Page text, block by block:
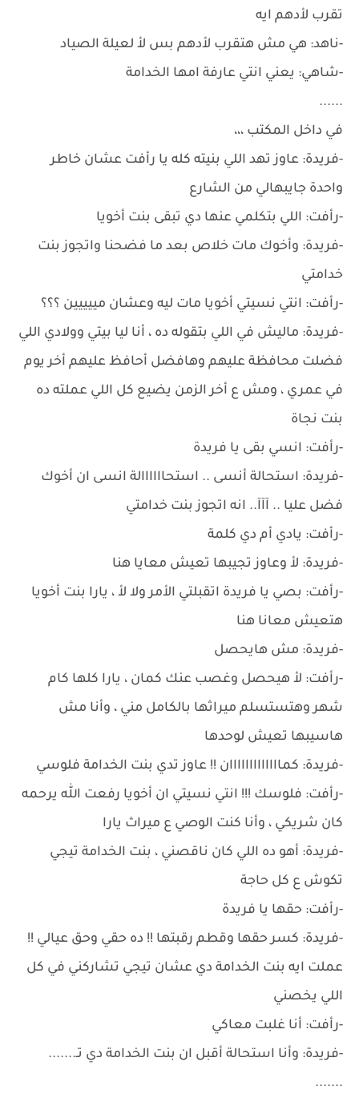
تقرب لأدهم ايه
-ناهد: هي مش هتقرب لأدهم بس لأ لعيلة الصياد
-شاهي: يعني انتي عارفة امها الخدامة
......
في داخل المكتب ،،،
-فريدة: عاوز تهد اللي بنيته كله يا رأفت عشان خاطر
واحدة جايبهالي من الشارع
-رأفت: اللي بتكلمي عنها دي تبقى بنت أخويا
-فريدة: وأخوك مات خلاص بعد ما فضحنا واتجوز بنت
خدامتي
-رأفت: انتي نسيتي أخويا مات ليه وعشان مييييين ؟؟؟
-فريدة: ماليش في اللي بتقوله ده ، أنا ليا بيتي وولادي اللي
فضلت محافظة عليهم وهافضل أحافظ عليهم أخر يوم
في عمري ، ومش ع أخر الزمن يضيع كل اللي عملته ده
بنت نجاة
-رأفت: انسي بقى يا فريدة
-فريدة: استحالة أنسى .. استحاااااالة انسى ان أخوك
فضل عليا .. آآآ.. انه اتجوز بنت خدامتي
-رأفت: يادي أم دي كلمة
-فريدة: لأ وعاوز تجيبها تعيش معايا هنا
-رأفت: بصي يا فريدة اتقبلتي الأمر ولا لأ ، يارا بنت أخويا
هتعيش معانا هنا
-فريدة: مش هايحصل
-رأفت: لأ هيحصل وغصب عنك كمان ، يارا كلها كام
شهر وهتستسلم ميراثها بالكامل مني ، وأنا مش
هاسيبها تعيش لوحدها
-فريدة: كمااااااااااااان !! عاوز تدي بنت الخدامة فلوسي
-رأفت: فلوسك !!! انتي نسيتي ان أخويا رفعت الله يرحمه
كان شريكي ، وأنا كنت الوصي ع ميراث يارا
-فريدة: أهو ده اللي كان ناقصني ، بنت الخدامة تيجي
تكوش ع كل حاجة
-رأفت: حقها يا فريدة
-فريدة: كسر حقها وقطم رقبتها !! ده حقي وحق عيالي !!
عملت ايه بنت الخدامة دي عشان تيجي تشاركني في كل
اللي يخصني
-رأفت: أنا غلبت معاكي
-فريدة: وأنا استحالة أقبل ان بنت الخدامة دي تـ.......
.......